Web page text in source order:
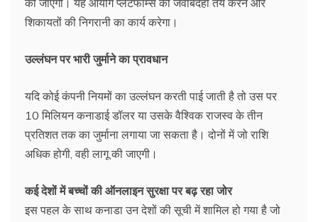
की जाएगी। यह आयोग प्लेटफॉर्म्स की जवाबदेही तय करने और
शिकायतों की निगरानी का कार्य करेगा।
उल्लंघन पर भारी जुर्माने का प्रावधान
यदि कोई कंपनी नियमों का उल्लंघन करती पाई जाती है तो उस पर
10 मिलियन कनाडाई डॉलर या उसके वैश्विक राजस्व के तीन
प्रतिशत तक का जुर्माना लगाया जा सकता है। दोनों में जो राशि
अधिक होगी, वही लागू की जाएगी।
कई देशों में बच्चों की ऑनलाइन सुरक्षा पर बढ़ रहा जोर
इस पहल के साथ कनाडा उन देशों की सूची में शामिल हो गया है जो